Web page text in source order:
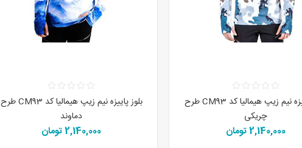
بلوز پاییزه نیم زیپ هیمالیا کد CM93 طرح
چریکی
2,140,000 تومان
بلوز پاییزه نیم زیپ هیمالیا کد CM93 طرح
دماوند
2,140,000 تومان